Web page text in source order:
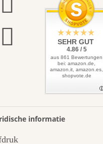
SEHR GUT
4.86 / 5
aus 861 Bewertungen
bei: amazon.de,
amazon.it, amazon.es,
shopvote.de
informatie